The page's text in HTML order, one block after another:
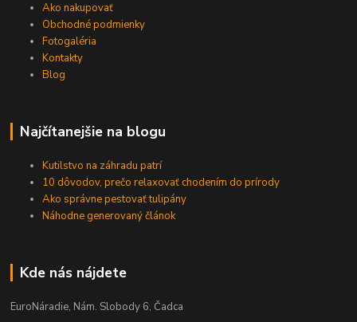
Ako nakupovať
Obchodné podmienky
Fotogaléria
Kontakty
Blog
Najčítanejšie na blogu
Kutilstvo na záhradu patrí
10 dôvodov, prečo relaxovať chodením do prírody
Ako správne pestovať tulipány
Náhodne generovaný článok
Kde nás nájdete
EuroNáradie, Nám. Slobody 6, Čadca